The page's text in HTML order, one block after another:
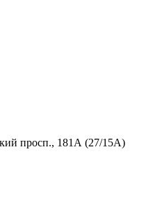
просп., 181А (27/15А)